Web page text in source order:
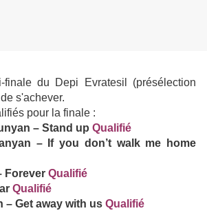
finale du Depi Evratesil (présélection
s'achever.
pour la finale :
– Stand up Qualifié
– If you don’t walk me home
Forever Qualifié
Qualifié
Get away with us Qualifié